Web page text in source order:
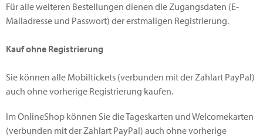
Für alle weiteren Bestellungen dienen die Zugangsdaten (E-
Mailadresse und Passwort) der erstmaligen Registrierung.
Kauf ohne Registrierung
Sie können alle Mobiltickets (verbunden mit der Zahlart PayPal)
auch ohne vorherige Registrierung kaufen.
Im OnlineShop können Sie die Tageskarten und Welcomekarten
(verbunden mit der Zahlart PayPal) auch ohne vorherige